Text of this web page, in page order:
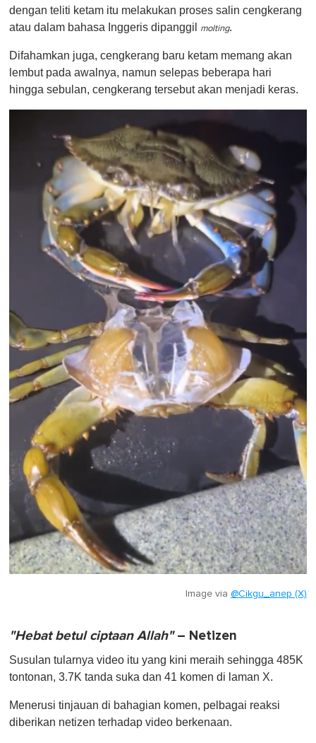
dengan teliti ketam itu melakukan proses salin cengkerang
atau dalam bahasa Inggeris dipanggil
molting.
Difahamkan juga, cengkerang baru ketam memang akan
lembut pada awalnya, namun selepas beberapa hari
hingga sebulan, cengkerang tersebut akan menjadi keras.
Image via @Cikgu_anep (X)
"Hebat betul ciptaan Allah"– Netizen
Susulan tularnya video itu yang kini meraih sehingga 485K
tontonan, 3.7K tanda suka dan 41 komen di laman X.
Menerusi tinjauan di bahagian komen, pelbagai reaksi
diberikan netizen terhadap video berkenaan.